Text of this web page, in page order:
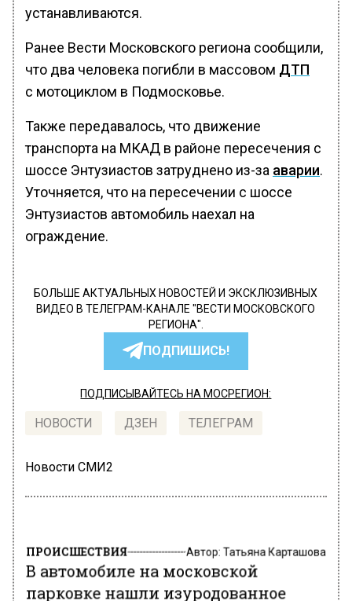
устанавливаются.
Ранее Вести Московского региона сообщили,
что два человека погибли в массовом ДТП
с мотоциклом в Подмосковье.
Также передавалось, что движение
транспорта на МКАД в районе пересечения с
шоссе Энтузиастов затруднено из-за аварии.
Уточняется, что на пересечении с шоссе
Энтузиастов автомобиль наехал на
ограждение.
БОЛЬШЕ АКТУАЛЬНЫХ НОВОСТЕЙ И ЭКСКЛЮЗИВНЫХ
ВИДЕО В ТЕЛЕГРАМ-КАНАЛЕ "ВЕСТИ МОСКОВСКОГО
РЕГИОНА".
ПОДПИШИСЬ!
ПОДПИСЫВАЙТЕСЬ НА МОСРЕГИОН:
НОВОСТИ ДЗЕН ТЕЛЕГРАМ
Новости СМИ2
ПРОИСШЕСТВИЯ Автор: Татьяна Карташова
В автомобиле на московской
парковке нашли изуродованное